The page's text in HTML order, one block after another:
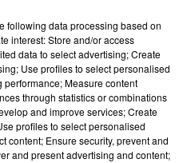
: LES 5 RÉFLEXES À
POUR ÉVITER
CET ÉTÉ...
SOLAIRE DU 12 AOÛT : LA
following data processing based on
interest: Store and/or access
data to select advertising; Create
Use profiles to select personalised
Measure content
through statistics or combinations
and improve services; Create
profiles to select personalised
content; Ensure security, prevent and
and present advertising and content;